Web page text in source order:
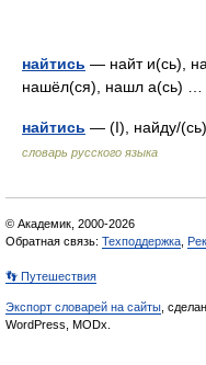
найтись — найт и(сь),
нашёл(ся), нашл а(сь) …
найтись — (I), найду/
словарь русского языка
© Академик, 2000-2026
Обратная связь: Техподдержка
👣 Путешествия
Экспорт словарей на сайты ,
WordPress, MODx.